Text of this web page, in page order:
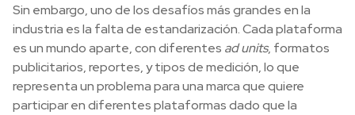
Sin embargo, uno de los desafíos más grandes en la
industria es la falta de estandarización. Cada plataforma
es un mundo aparte, con diferentes ad units, formatos
publicitarios, reportes, y tipos de medición, lo que
representa un problema para una marca que quiere
participar en diferentes plataformas dado que la